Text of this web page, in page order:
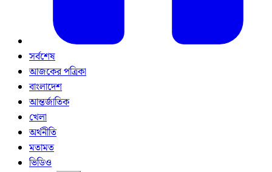
সর্বশেষ
আজকের পত্রিকা
বাংলাদেশ
আন্তর্জাতিক
খেলা
অর্থনীতি
মতামত
ভিডিও